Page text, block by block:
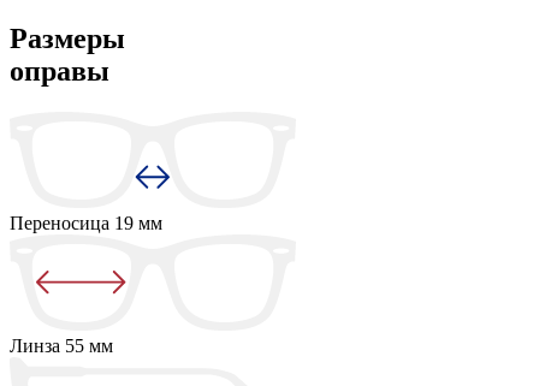
Размеры
оправы
Переносица 19 мм
Линза 55 мм